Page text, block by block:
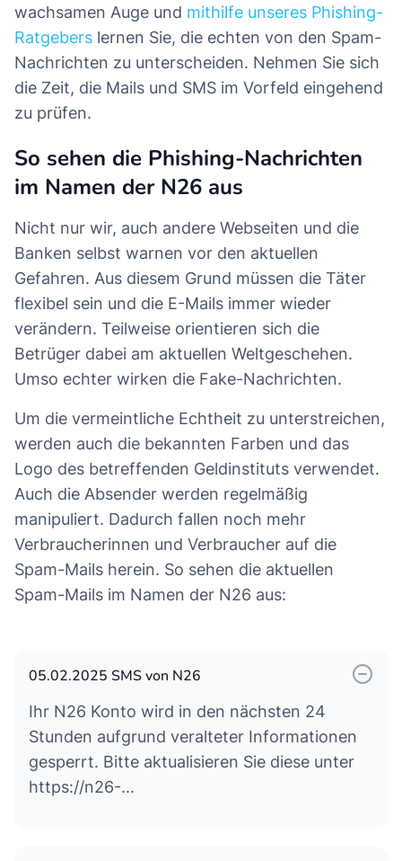
wachsamen Auge und mithilfe unseres Phishing-
Ratgebers lernen Sie, die echten von den Spam-
Nachrichten zu unterscheiden. Nehmen Sie sich
die Zeit, die Mails und SMS im Vorfeld eingehend
zu prüfen.
So sehen die Phishing-Nachrichten
im Namen der N26 aus
Nicht nur wir, auch andere Webseiten und die
Banken selbst warnen vor den aktuellen
Gefahren. Aus diesem Grund müssen die Täter
flexibel sein und die E-Mails immer wieder
verändern. Teilweise orientieren sich die
Betrüger dabei am aktuellen Weltgeschehen.
Umso echter wirken die Fake-Nachrichten.
Um die vermeintliche Echtheit zu unterstreichen,
werden auch die bekannten Farben und das
Logo des betreffenden Geldinstituts verwendet.
Auch die Absender werden regelmäßig
manipuliert. Dadurch fallen noch mehr
Verbraucherinnen und Verbraucher auf die
Spam-Mails herein. So sehen die aktuellen
Spam-Mails im Namen der N26 aus:
05.02.2025 SMS von N26
Ihr N26 Konto wird in den nächsten 24
Stunden aufgrund veralteter Informationen
gesperrt. Bitte aktualisieren Sie diese unter
https://n26-...